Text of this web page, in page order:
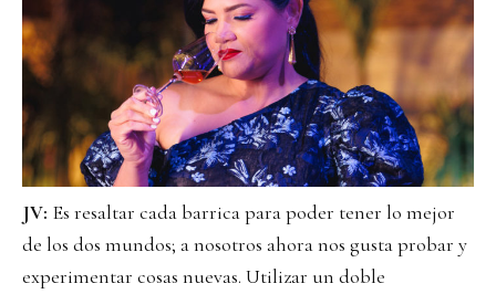
JV: Es resaltar cada barrica para poder tener lo mejor
de los dos mundos; a nosotros ahora nos gusta probar y
experimentar cosas nuevas. Utilizar un doble